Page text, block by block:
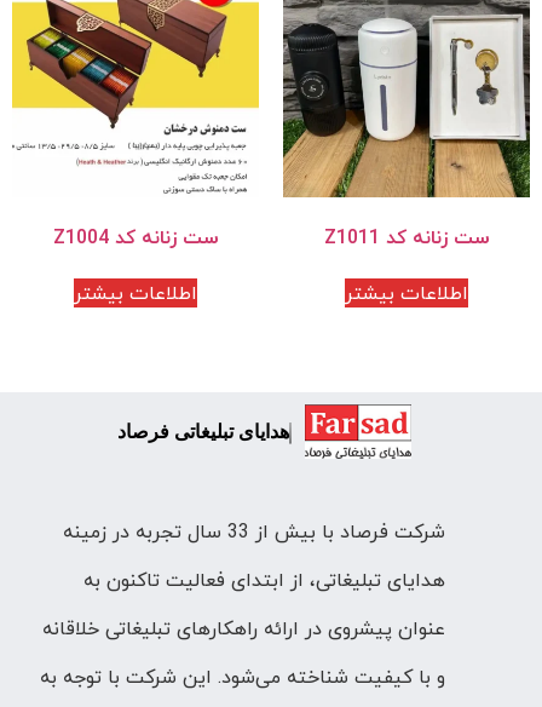
ست زنانه کد Z1011
اطلاعات بیشتر
ست زنانه کد Z1004
اطلاعات بیشتر
هدایای تبلیغاتی فرصاد
شرکت فرصاد با بیش از 33 سال تجربه در زمینه
هدایای تبلیغاتی، از ابتدای فعالیت تاکنون به
عنوان پیشروی در ارائه راهکارهای تبلیغاتی خلاقانه
و با کیفیت شناخته می‌شود. این شرکت با توجه به